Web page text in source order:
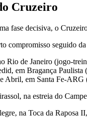
Cruzeiro
fase decisiva, o
compromisso seguido
Rio de Janeiro (jogo-
em Bragança Paulista
Abril, em Santa Fe-ARG
na estreia do
na Toca da Raposa